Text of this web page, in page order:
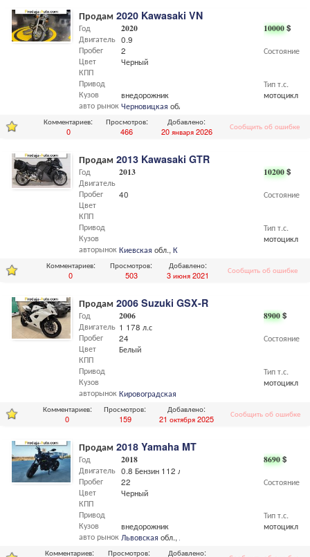
Продам 2020 Kawasaki VN
10000$
Состояние
Тип т.с.
мотоцикл
Год
Двигатель
Пробег
Цвет
КПП
Привод
Кузов
авто рынок
2020
0.9
2
Черный
внедорожник
Черновицкая обл.,
Комментариев:
0
Просмотров:
466
Добавлено:
20 января 2026
Сообщить об ошибке
Продам 2013 Kawasaki GTR
10200$
Состояние
Тип т.с.
мотоцикл
Год
Двигатель
Пробег
Цвет
КПП
Привод
Кузов
авторынок
2013
40
Киевская обл.,Киев
Комментариев:
0
Просмотров:
503
Добавлено:
3 июня 2021
Сообщить об ошибке
Продам 2006 Suzuki GSX-R
8900$
Состояние
Тип т.с.
мотоцикл
Год
Двигатель
Пробег
Цвет
КПП
Привод
Кузов
авторынок
2006
1 178 л.с
24
Белый
Кировоградская
Комментариев:
0
Просмотров:
159
Добавлено:
21 октября 2025
Сообщить об ошибке
Продам 2018 Yamaha MT
8690$
Состояние
Тип т.с.
мотоцикл
Год
Двигатель
Пробег
Цвет
КПП
Привод
Кузов
авто рынок
2018
0.8 Бензин 112 л.с
22
Черный
внедорожник
Львовская обл.,Львов
Комментариев:
Просмотров:
Добавлено: